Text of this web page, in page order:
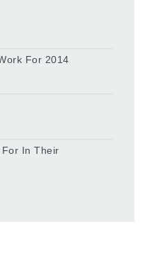
For 2014
In Their